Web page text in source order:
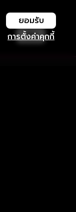
การตั้งค่าคุกกี้
ยอมรับ
เปิด